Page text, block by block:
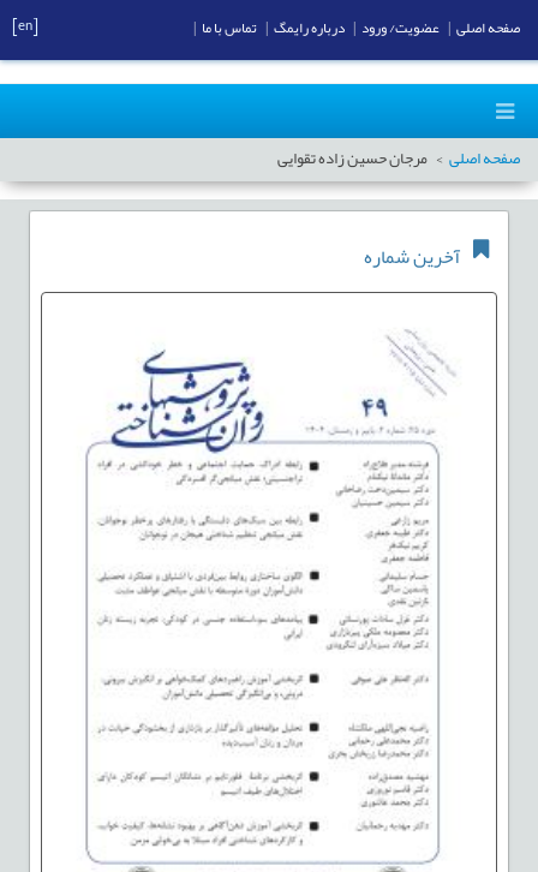
صفحه اصلی مرجان حسین زاده تقوایی
آخرین شماره
صفحه اصلی عضویت/ ورود درباره رایمگ تماس با ما